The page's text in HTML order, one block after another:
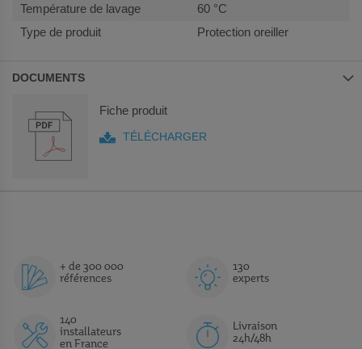
60 °C
Protection oreiller
DOCUMENTS
Fiche produit
TÉLÉCHARGER
+ de 300 000
références
130
experts
140
installateurs
en France
Livraison
24h/48h